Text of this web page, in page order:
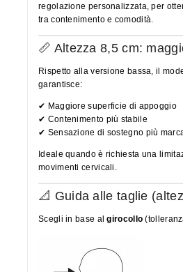
regolazione personalizzata, per
tra contenimento e comodità.
📏 Altezza 8,5 cm:
Rispetto alla versione bassa, il
garantisce:
✔ Maggiore superficie di appoggio
✔ Contenimento più stabile
✔ Sensazione di sostegno più
Ideale quando è richiesta una
movimenti cervicali.
📐 Guida alle taglie
Scegli in base algirocollo